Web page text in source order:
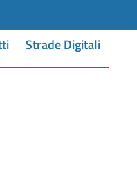
Strade Digitali